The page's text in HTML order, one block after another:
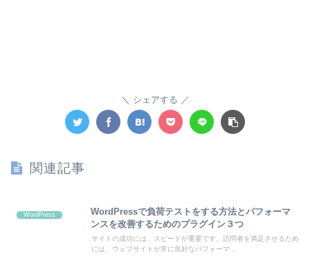
シェアする
関連記事
WordPress
WordPressで負荷テストをする方法とパフォーマ
ンスを改善するためのプラグイン３つ
サイトの成功には、スピードが重要です。訪問者を満足させるため
には、ウェブサイトが常に良好なパフォーマ...